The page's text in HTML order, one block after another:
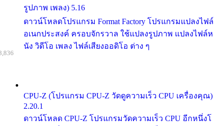
รูปภาพ เพลง) 5.16
ดาวน์โหลดโปรแกรม Format Factory โปรแกรมแปลงไฟล์
อเนกประสงค์ ครอบจักรวาล ใช้แปลงรูปภาพ แปลงไฟล์ห
นัง วิดีโอ เพลง ไฟล์เสียงออดิโอ ต่าง ๆ
CPU-Z (โปรแกรม CPU-Z วัดดูความเร็ว CPU เครื่องคุณ)
2.20.1
ดาวน์โหลด CPU-Z โปรแกรมวัดความเร็ว CPU อีกหนึ่งโ